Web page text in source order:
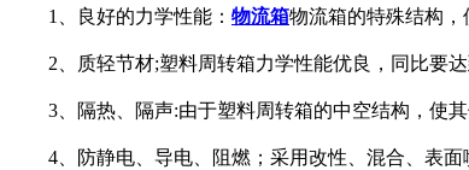
1、良好的力学性能： 物流箱物流箱的特殊结构，
2、质轻节材;塑料周转箱力学性能优良，同比要达
3、隔热、隔声:由于塑料周转箱的中空结构，使其
4、防静电、导电、阻燃；采用改性、混合、表面